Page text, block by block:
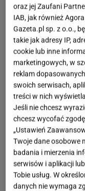
oraz jej Zaufani
IAB, jak również
Gazeta.pl sp. z o.o.,
takie jak adresy IP,
cookie lub inne
marketingowych, w
reklam
swoich serwisach,
treści w nich
Jeśli nie chcesz
chcesz wycofać
„Ustawień
Twoje dane osobowe
badania i mierzenia
serwisów i aplikacji
Tobie usług. W
danych nie wymaga